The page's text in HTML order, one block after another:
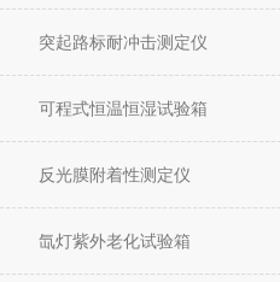
突起路标耐冲击测定仪
可程式恒温恒湿试验箱
反光膜附着性测定仪
氙灯紫外老化试验箱